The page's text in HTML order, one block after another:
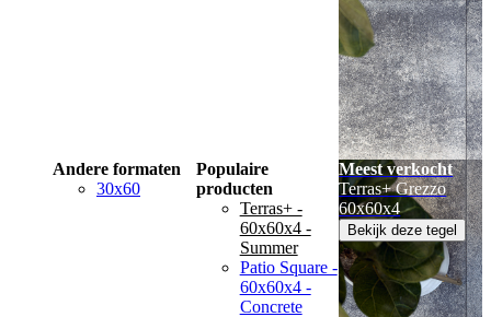
Andere formaten
30x60
Populaire
producten
Terras+ -
60x60x4 -
Summer
Patio Square -
60x60x4 -
Concrete
Meest verkocht
Terras+ Grezzo
60x60x4
Bekijk deze tegel